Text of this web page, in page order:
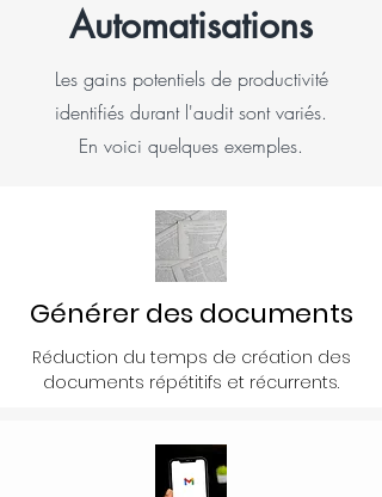
Automatisations
Les gains potentiels de productivité
identifiés durant l'audit sont variés.
En voici quelques exemples.
Générer des documents
Réduction du temps de création des
documents répétitifs et récurrents.